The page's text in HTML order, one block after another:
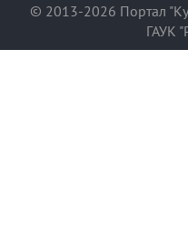
© 2013-2026 Портал
ГАУК